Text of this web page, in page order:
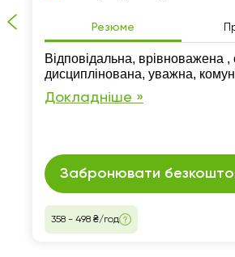
Резюме
Відповідальна, врівноважена , організована,
дисциплінована, уважна,
Докладніше »
Забронювати
358 - 498 ₴/год